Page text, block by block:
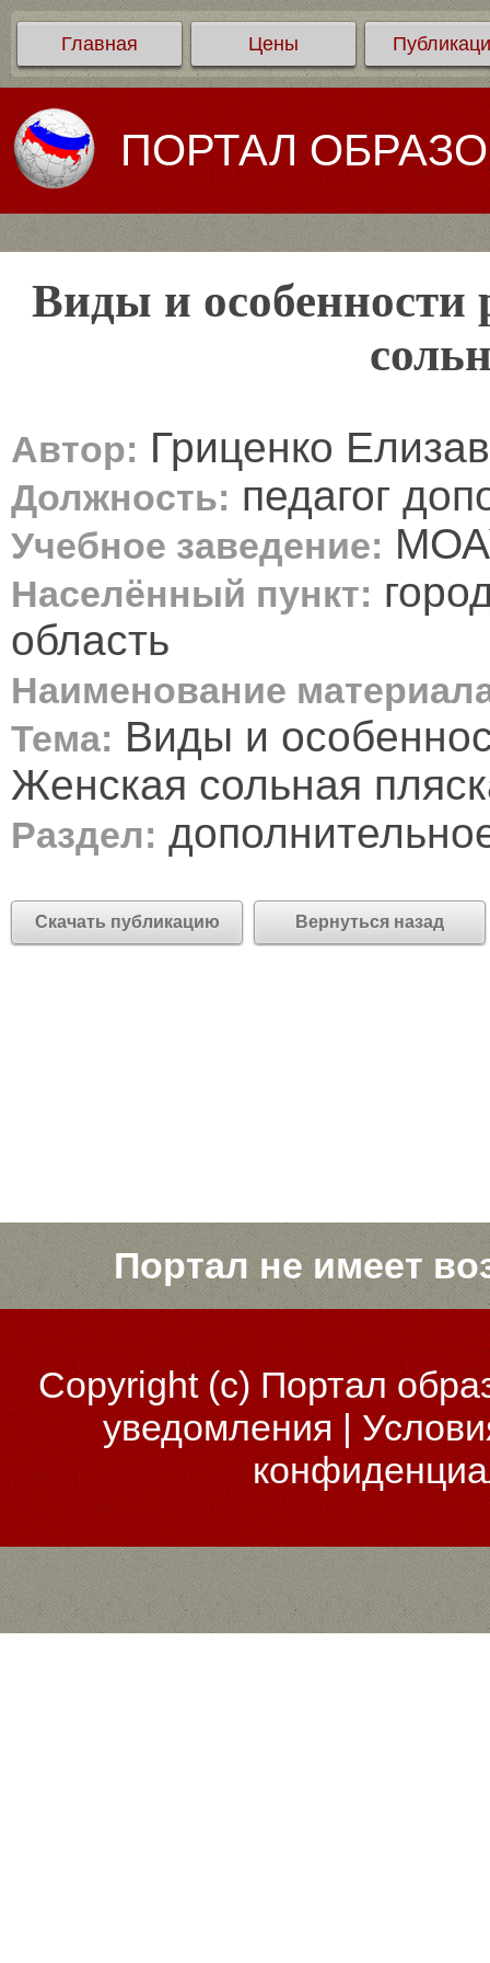
Главная Цены
ПОРТАЛ
Виды и особенности
Автор: Гриценко
Должность: педагог
Учебное заведение:
Населённый пункт:
область
Наименование
Тема: Виды и
Женская сольная
Раздел:
Скачать публикацию Вернуться назад
Портал не имеет
Copyright (c)Портал
уведомления |